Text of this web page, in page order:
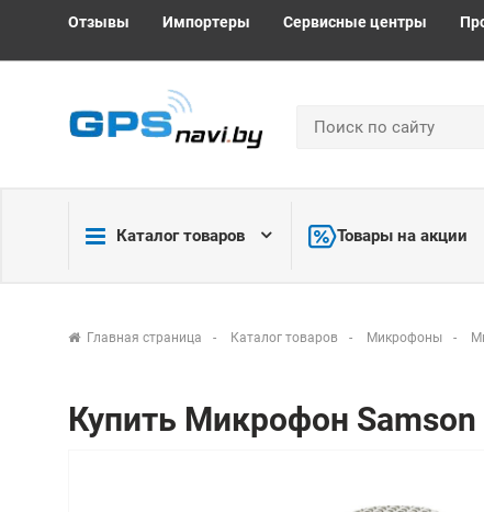
Отзывы Импортеры Сервисные центры
Каталог товаров Товары на акции
Главная страница Каталог товаров Микрофоны
Купить Микрофон Samson